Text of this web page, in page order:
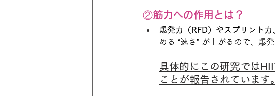
②筋力への作用とは？
爆発力（RFD）やスプリント力
める “速さ” が上がるので、爆
具体的にこの研究では
ことが報告されています。